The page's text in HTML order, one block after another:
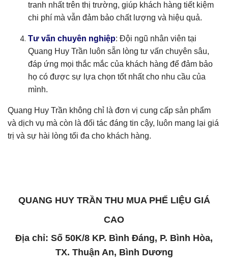
tranh nhất trên thị trường, giúp khách hàng tiết kiệm
chi phí mà vẫn đảm bảo chất lượng và hiệu quả.
Tư vấn chuyên nghiệp: Đội ngũ nhân viên tại
Quang Huy Trần luôn sẵn lòng tư vấn chuyên sâu,
đáp ứng mọi thắc mắc của khách hàng để đảm bảo
họ có được sự lựa chọn tốt nhất cho nhu cầu của
mình.
Quang Huy Trần không chỉ là đơn vị cung cấp sản phẩm
và dịch vụ mà còn là đối tác đáng tin cậy, luôn mang lại giá
trị và sự hài lòng tối đa cho khách hàng.
QUANG HUY TRẦN THU MUA PHẾ LIỆU GIÁ
CAO
Địa chỉ: Số 50K/8 KP. Bình Đáng, P. Bình Hòa,
TX. Thuận An, Bình Dương